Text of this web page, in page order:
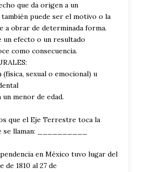
que da origen a un
puede ser el motivo o la
a obrar de determinada forma.
un efecto o un resultado
como consecuencia.
(física, sexual o emocional) u
menor de edad.
que el Eje Terrestre toca la
llaman: __________
en México tuvo lugar del
de 1810 al 27 de